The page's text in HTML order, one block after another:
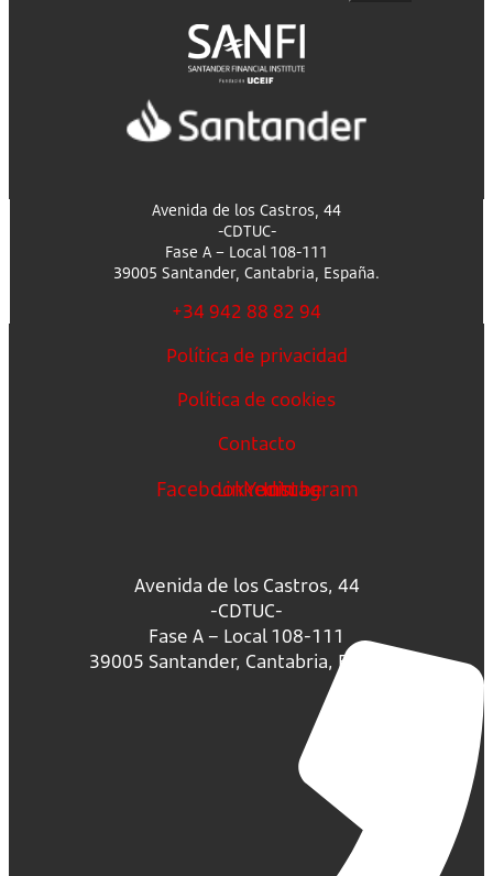
Avenida de los Castros, 44
-CDTUC-
Fase A – Local 108-111
39005 Santander, Cantabria, España.
+34 942 88 82 94
Política de privacidad
Política de cookies
Contacto
FacebookLinkedin
Youtube
Instagram
Avenida de los Castros, 44
-CDTUC-
Fase A – Local 108-111
39005 Santander, Cantabria, España.